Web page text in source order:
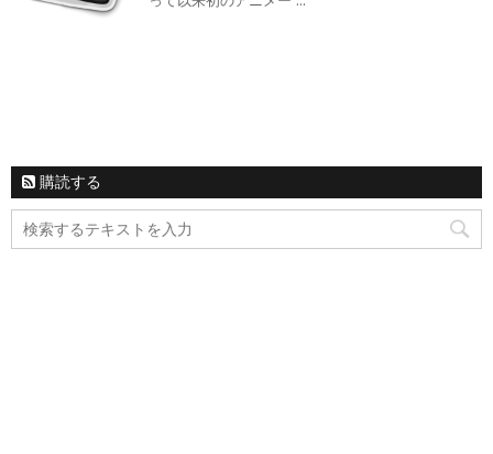
購読する